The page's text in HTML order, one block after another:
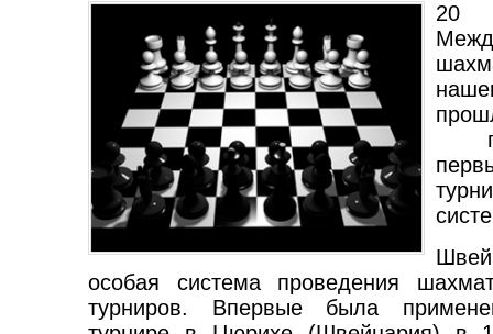
20
особая система проведения
турниров. Впервые была